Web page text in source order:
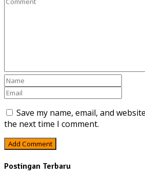
Save my name, email, and
the next time I comment.
Postingan Terbaru